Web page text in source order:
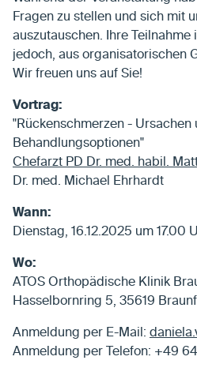
Fragen zu stellen und sich mit
auszutauschen. Ihre
jedoch, aus organisatorischen
Wir freuen uns auf Sie!
Vortrag:
"Rückenschmerzen - Ursachen
Behandlungsoptionen"
Chefarzt PD Dr. med. habil.
Dr. med. Michael Ehrhardt
Wann:
Dienstag, 16.12.2025 um 17.00
Wo:
ATOS Orthopädische Klinik
Hasselbornring 5, 35619
Anmeldung per E-Mail:
Anmeldung per Telefon: +49